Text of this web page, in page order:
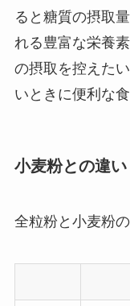
ると糖質の摂取
れる豊富な栄養
の摂取を控えた
いときに便利な
小麦粉との違い
全粒粉と小麦粉